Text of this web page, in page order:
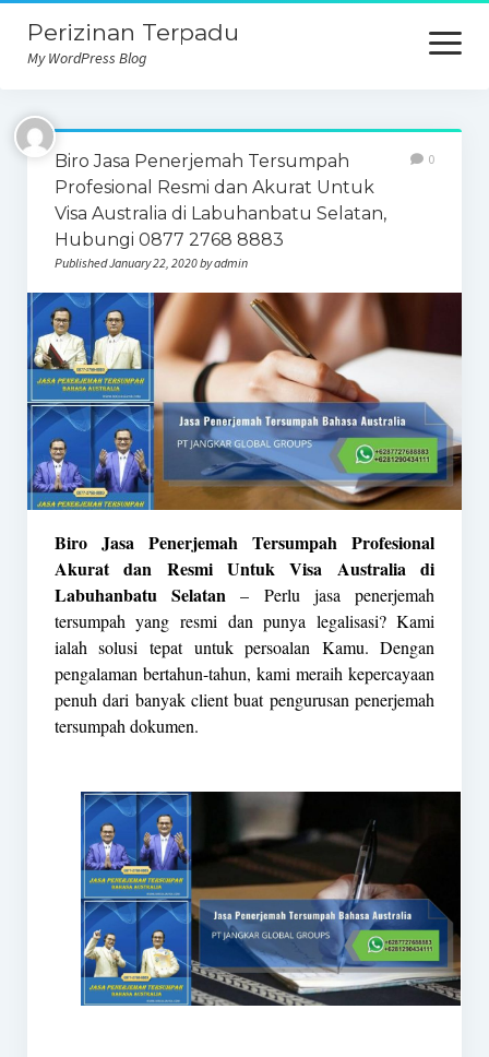
Perizinan Terpadu
My WordPress Blog
open
menu
Biro Jasa Penerjemah Tersumpah
Profesional Resmi dan Akurat Untuk
Visa Australia di Labuhanbatu Selatan,
Hubungi 0877 2768 8883
Published January 22, 2020 by admin
0
Biro Jasa Penerjemah Tersumpah Profesional
Akurat dan Resmi Untuk Visa Australia di
Labuhanbatu Selatan – Perlu jasa penerjemah
tersumpah yang resmi dan punya legalisasi? Kami
ialah solusi tepat untuk persoalan Kamu. Dengan
pengalaman bertahun-tahun, kami meraih kepercayaan
penuh dari banyak client buat pengurusan penerjemah
tersumpah dokumen.